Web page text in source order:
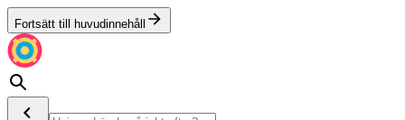
Fortsätt till huvudinnehåll